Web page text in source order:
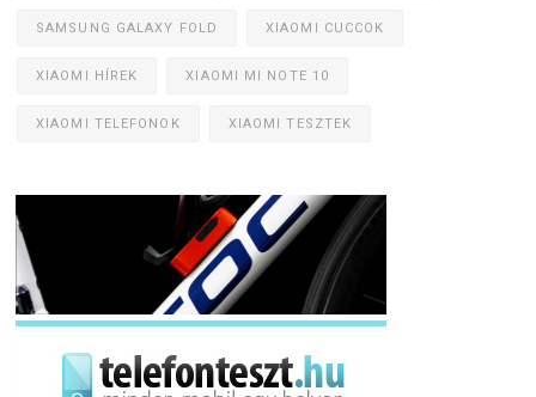
SAMSUNG GALAXY FOLD XIAOMI CUCCOK
XIAOMI HÍREK XIAOMI MI NOTE 10
XIAOMI TELEFONOK XIAOMI TESZTEK